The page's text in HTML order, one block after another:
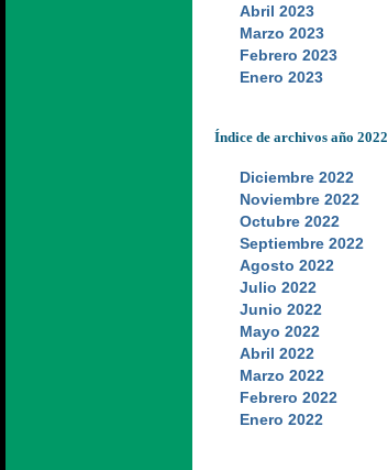
Abril 2023
Marzo 2023
Febrero 2023
Enero 2023
Índice de archivos año 2022
Diciembre 2022
Noviembre 2022
Octubre 2022
Septiembre 2022
Agosto 2022
Julio 2022
Junio 2022
Mayo 2022
Abril 2022
Marzo 2022
Febrero 2022
Enero 2022